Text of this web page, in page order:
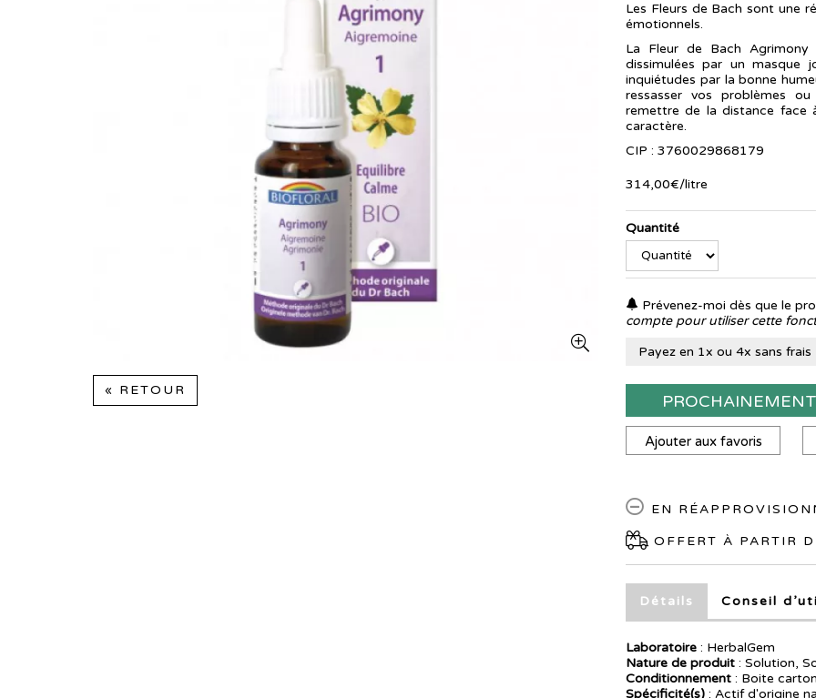
« RETOUR
Les Fleurs de Bach sont une
émotionnels.
La Fleur de Bach
dissimulées par un masque
inquiétudes par la bonne
ressasser vos problèmes
remettre de la distance face
caractère.
CIP : 3760029868179
314,00€/litre
Quantité
Prévenez-moi dès que le
compte pour utiliser cette
Payez en 1x ou 4x sans frais
PROCHAINEMENT
Ajouter aux favoris
EN
OFFERT À PARTIR
Détails Conseil
Laboratoire : HerbalGem
Nature de produit : Solution,
Conditionnement : Boite
Spécificité(s) : Actif d'origine